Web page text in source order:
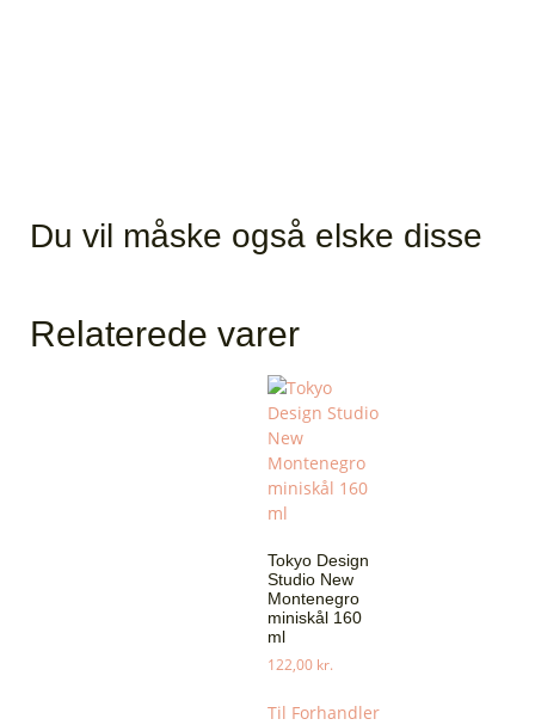
Du vil måske også elske disse
Relaterede varer
Tokyo Design
Studio New
Montenegro
miniskål 160
ml
122,00 kr.
Til Forhandler